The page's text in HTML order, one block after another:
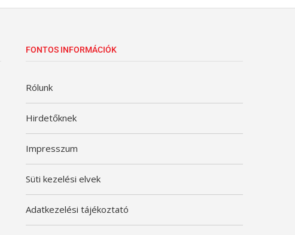
FONTOS INFORMÁCIÓK
Rólunk
Hirdetőknek
Impresszum
Süti kezelési elvek
Adatkezelési tájékoztató